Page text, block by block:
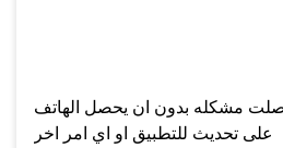
مشكله بدون ان يحصل الهاتف